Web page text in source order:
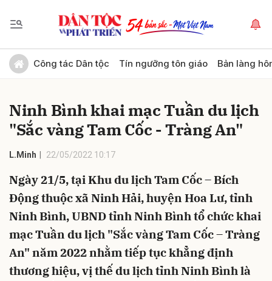
Công tác Dân tộc Tín ngưỡng tôn giáo Bản làng
Ninh Bình khai mạc Tuần du lịch
"Sắc vàng Tam Cốc - Tràng An"
L.Minh 22/05/2022 10:17
Ngày 21/5, tại Khu du lịch Tam Cốc – Bích
Động thuộc xã Ninh Hải, huyện Hoa Lư, tỉnh
Ninh Bình, UBND tỉnh Ninh Bình tổ chức khai
mạc Tuần du lịch "Sắc vàng Tam Cốc – Tràng
An" năm 2022 nhằm tiếp tục khẳng định
thương hiệu, vị thế du lịch tỉnh Ninh Bình là
Gửi bình luận
Hủy Gửi